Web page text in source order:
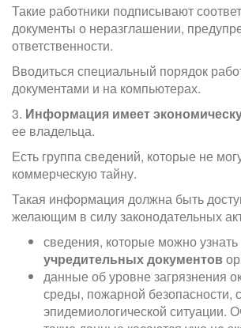
Такие работники подписывают
документы о неразглашении,
ответственности.
Вводиться специальный порядок
документами и на компьютерах.
3. Информация имеет
ее владельца.
Есть группа сведений, которые не
коммерческую тайну.
Такая информация должна быть
желающим в силу законодательных
сведения, которые можно узнать
учредительных документов
данные об уровне загрязнения
среды, пожарной безопасности,
эпидемиологической ситуации.